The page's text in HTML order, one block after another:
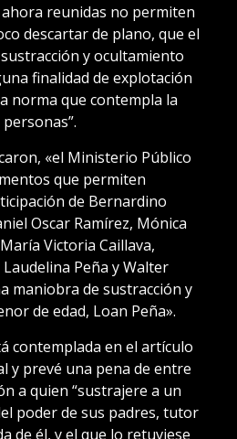
reunidas no permiten
descartar de plano, que el
y ocultamiento
finalidad de explotación
norma que contempla la
«el Ministerio Público
que permiten
de Bernardino
Oscar Ramírez, Mónica
Victoria Caillava,
Peña y Walter
maniobra de sustracción y
de edad, Loan Peña».
contemplada en el artículo
y prevé una pena de entre
a quien “sustrajere a un
poder de sus padres, tutor
de él, y el que lo retuviese